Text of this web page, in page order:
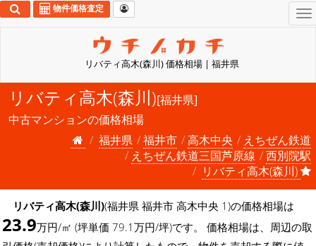
リバティ高木(森川) 価格相場 | 福井県
物件価格査定
リバティ高木(森川)[福井県]
中古マンションの価格相場
福井県
福井市 高木中央
えちぜん鉄道
えちぜん鉄道三国芦原線
西別院駅
リバティ高木(森川)
リバティ高木(森川)(福井県 福井市 高木中央 1)の価格相場は
23.9万円/㎡ (坪単価 79.1万円/坪)です。 価格相場は、周辺の取